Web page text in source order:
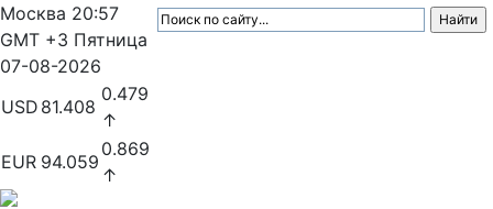
Москва 20:57
GMT +3 Пятница
07-08-2026
USD 81.408
0.479
↑
EUR 94.059
0.869
↑